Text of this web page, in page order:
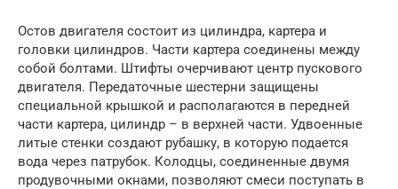
Остов двигателя состоит из цилиндра, картера и
головки цилиндров. Части картера соединены между
собой болтами. Штифты очерчивают центр пускового
двигателя. Передаточные шестерни защищены
специальной крышкой и располагаются в передней
части картера, цилиндр – в верхней части. Удвоенные
литые стенки создают рубашку, в которую подается
вода через патрубок. Колодцы, соединенные двумя
продувочными окнами, позволяют смеси поступать в